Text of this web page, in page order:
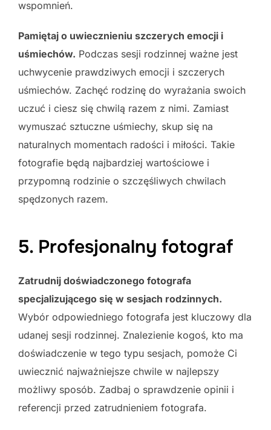
wspomnień.
Pamiętaj o uwiecznieniu szczerych emocji i
uśmiechów. Podczas sesji rodzinnej ważne jest
uchwycenie prawdziwych emocji i szczerych
uśmiechów. Zachęć rodzinę do wyrażania swoich
uczuć i ciesz się chwilą razem z nimi. Zamiast
wymuszać sztuczne uśmiechy, skup się na
naturalnych momentach radości i miłości. Takie
fotografie będą najbardziej wartościowe i
przypomną rodzinie o szczęśliwych chwilach
spędzonych razem.
5. Profesjonalny fotograf
Zatrudnij doświadczonego fotografa
specjalizującego się w sesjach rodzinnych.
Wybór odpowiedniego fotografa jest kluczowy dla
udanej sesji rodzinnej. Znalezienie kogoś, kto ma
doświadczenie w tego typu sesjach, pomoże Ci
uwiecznić najważniejsze chwile w najlepszy
możliwy sposób. Zadbaj o sprawdzenie opinii i
referencji przed zatrudnieniem fotografa.